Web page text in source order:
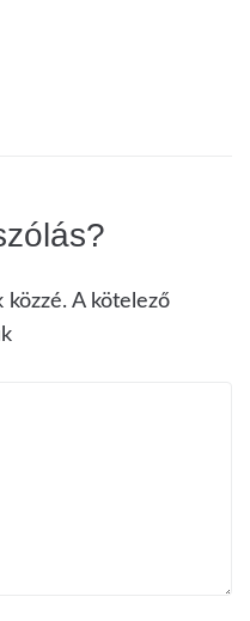
közzé. A kötelező